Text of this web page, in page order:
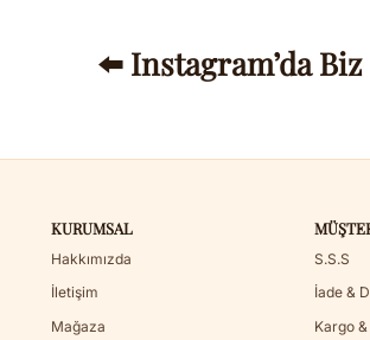
⬅️ Instagram’da
KURUMSAL
Hakkımızda
İletişim
Mağaza
S.S.S
İade &
Kargo